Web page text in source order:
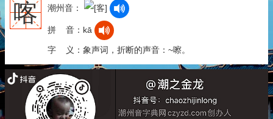
喀 潮州音：
拼 音：kā
字 义：象声词，折断的声音：~嚓。